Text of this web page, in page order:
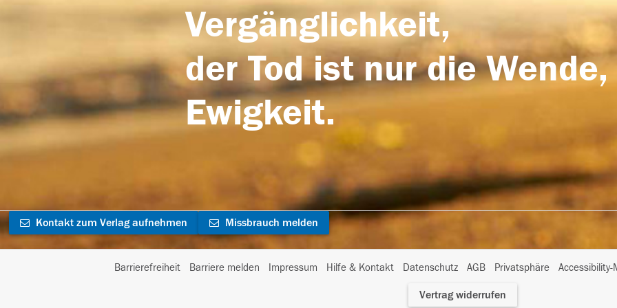
Vergänglichkeit,
der Tod ist nur die
Ewigkeit.
Kontakt zum Verlag aufnehmen Missbrauch melden
Barrierefreiheit Barriere melden Impressum Hilfe & Kontakt Datenschutz AGB Privatsphäre
I
Vertrag widerrufen